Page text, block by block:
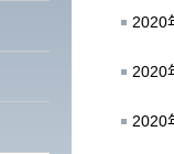
2020
2020
2020